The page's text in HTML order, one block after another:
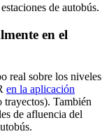
de autobús.
en el
real sobre los niveles
en la aplicación
trayectos). También
de afluencia del